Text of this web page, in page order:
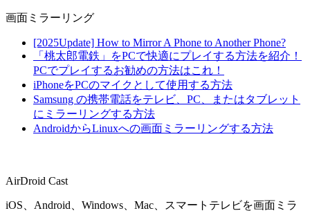
画面ミラーリング
[2025Update] How to Mirror A Phone to Another Phone?
「桃太郎電鉄」をPCで快適にプレイする方法を紹介！
PCでプレイするお勧めの方法はこれ！
iPhoneをPCのマイクとして使用する方法
Samsung の携帯電話をテレビ、PC、またはタブレット
にミラーリングする方法
AndroidからLinuxへの画面ミラーリングする方法
AirDroid Cast
iOS、Android、Windows、Mac、スマートテレビを画面ミラ